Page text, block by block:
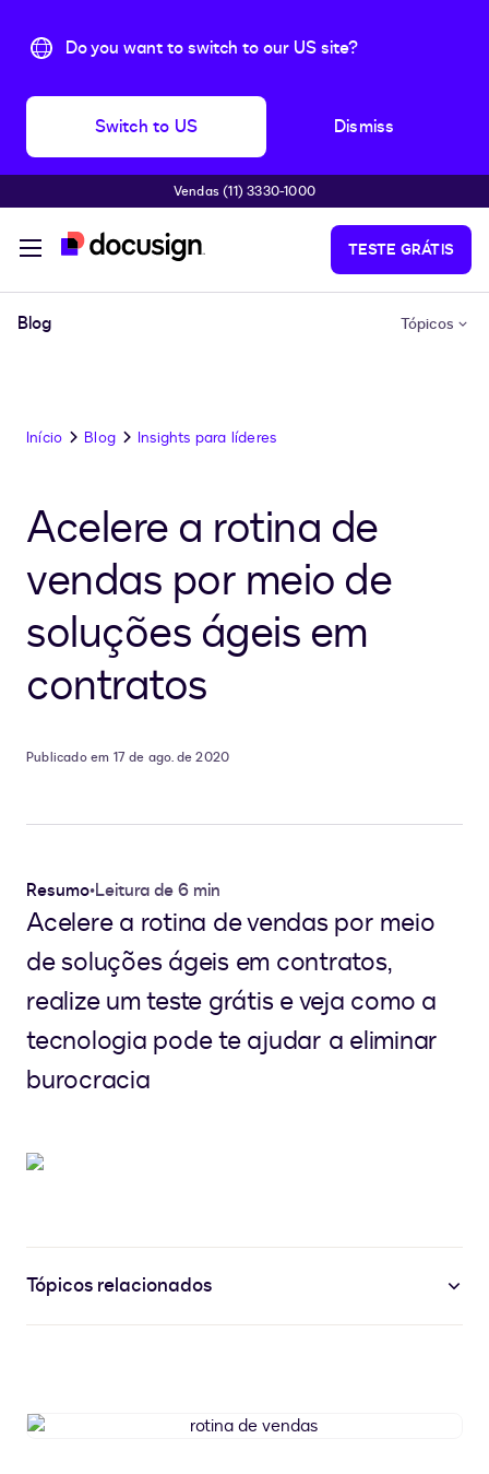
Do you want to switch to our US site?
Switch to US Dismiss
Pular para o conteúdo principal
Vendas (11) 3330-1000
TESTE GRÁTIS
Blog Tópicos
Início Blog Insights para líderes
Acelere a rotina de
vendas por meio de
soluções ágeis em
contratos
Publicado em 17 de ago. de 2020
Resumo•Leitura de 6 min
Acelere a rotina de vendas por meio
de soluções ágeis em contratos,
realize um teste grátis e veja como a
tecnologia pode te ajudar a eliminar
burocracia
Tópicos relacionados
rotina